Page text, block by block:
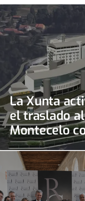
La Xunta
el traslado
Montecelo
690.000